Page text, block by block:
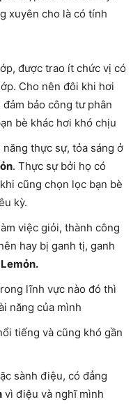
xuyên cho là có tính
được trao ít chức vị có
Cho nên đôi khi hơi
bảo công tư phân
bè khác hơi khó chịu
thực sự, tỏa sáng ở
. Thực sự bởi họ có
cũng chọn lọc bạn bè
kỳ.
việc giỏi, thành công
hay bị ganh tị, ganh
Lemỏn.
lĩnh vực nào đó thì
năng của mình
tiếng và cũng khó gần
sành điệu, có đẳng
vì điệu và nghĩ mình